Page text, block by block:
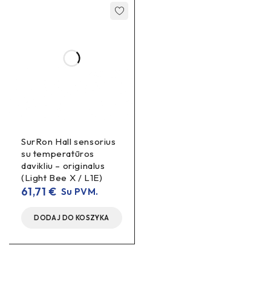
SurRon Hall sensorius
su temperatūros
davikliu – originalus
(Light Bee X / L1E)
61,71€ Su PVM.
DODAJ DO KOSZYKA